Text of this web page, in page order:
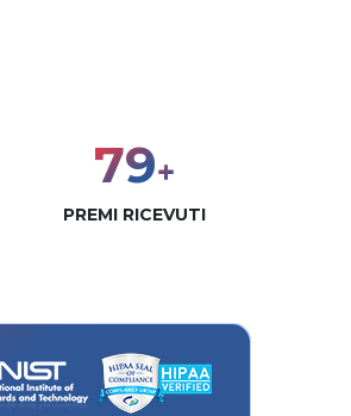
100+
PREMI RICEVUTI